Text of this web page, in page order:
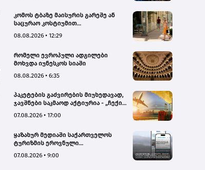
კომოს ტბაზე მაისურის გარეშე ან
საცურაო კოსტიუმით
ევრომდე დააჯარიმებენ
08.08.2026 • 12:29
რომელი ევროპული ადგილები
მოხვდა იუნესკოს სიაში
08.08.2026 • 6:35
პაკეტების გაძვირების მიუხედავად,
ჯავშნები საკმაოდ აქტიურია - „ჩექინ
07.08.2026 • 17:00
ყაზახურ მედიაში საქართველოს
ტურიზმის ეროვნული
კამპანიის ფარგლებში სტატიები
07.08.2026 • 9:00